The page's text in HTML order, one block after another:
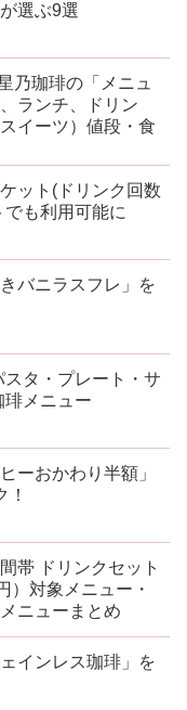
選ぶ9選
乃珈琲の「メニュ
ランチ、ドリン
イーツ）値段・食
ット(ドリンク回数
も利用可能に
バニラスフレ」を
スタ・プレート・サ
琲メニュー
ーおかわり半額」
！
帯 ドリンクセット
）対象メニュー・
ニューまとめ
インレス珈琲」を